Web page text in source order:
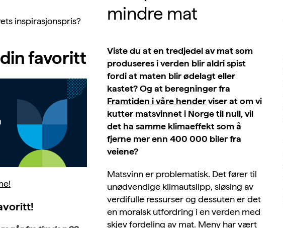
inspirasjonspris?
favoritt
mindre mat
Viste du at en tredjedel av mat som
produseres i verden blir aldri spist
fordi at maten blir ødelagt eller
kastet? Og at beregninger fra
Framtiden i våre henderviser at om vi
kutter matsvinnet i Norge til null, vil
det ha samme klimaeffekt som å
fjerne mer enn 400 000 biler fra
veiene?
Matsvinn er problematisk. Det fører til
unødvendige klimautslipp, sløsing av
verdifulle ressurser og dessuten er det
en moralsk utfordring i en verden med
skjev fordeling av mat. Meny har vært